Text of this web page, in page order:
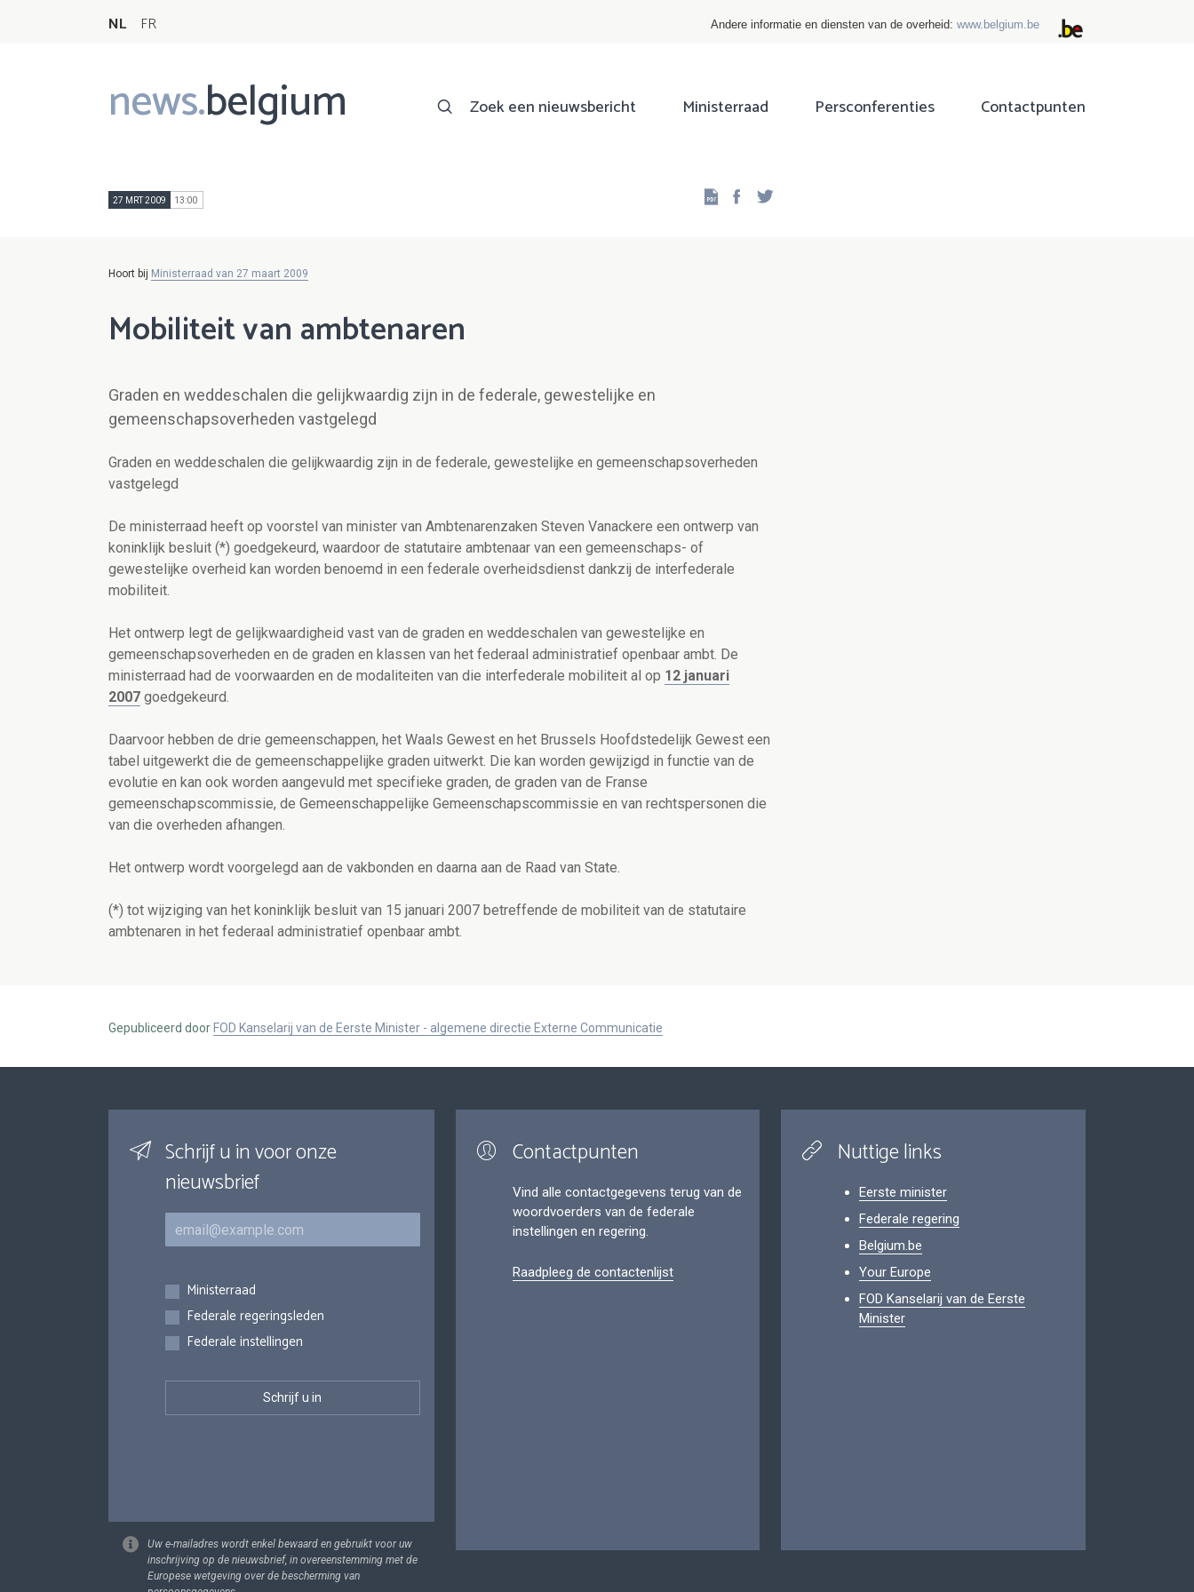
NL FR Andere informatie en diensten van de overheid: www.belgium.be
news.belgium
Main
navigation
Zoek een nieuwsbericht Ministerraad Persconferenties Contactpunten
27 MRT 2009 13:00 Facebook
Hoort bij Ministerraad van 27 maart 2009
Mobiliteit van ambtenaren
Graden en weddeschalen die gelijkwaardig zijn in de federale, gewestelijke en
gemeenschapsoverheden vastgelegd
Graden en weddeschalen die gelijkwaardig zijn in de federale, gewestelijke en gemeenschapsoverheden
vastgelegd
De ministerraad heeft op voorstel van minister van Ambtenarenzaken Steven Vanackere een ontwerp van
koninklijk besluit (*) goedgekeurd, waardoor de statutaire ambtenaar van een gemeenschaps- of
gewestelijke overheid kan worden benoemd in een federale overheidsdienst dankzij de interfederale
mobiliteit.
Het ontwerp legt de gelijkwaardigheid vast van de graden en weddeschalen van gewestelijke en
gemeenschapsoverheden en de graden en klassen van het federaal administratief openbaar ambt. De
ministerraad had de voorwaarden en de modaliteiten van die interfederale mobiliteit al op 12 januari
2007 goedgekeurd.
Daarvoor hebben de drie gemeenschappen, het Waals Gewest en het Brussels Hoofdstedelijk Gewest een
tabel uitgewerkt die de gemeenschappelijke graden uitwerkt. Die kan worden gewijzigd in functie van de
evolutie en kan ook worden aangevuld met specifieke graden, de graden van de Franse
gemeenschapscommissie, de Gemeenschappelijke Gemeenschapscommissie en van rechtspersonen die
van die overheden afhangen.
Het ontwerp wordt voorgelegd aan de vakbonden en daarna aan de Raad van State.
(*) tot wijziging van het koninklijk besluit van 15 januari 2007 betreffende de mobiliteit van de statutaire
ambtenaren in het federaal administratief openbaar ambt.
Gepubliceerd door FOD Kanselarij van de Eerste Minister - algemene directie Externe Communicatie
Schrijf u in voor onze
nieuwsbrief
E-mail
Inschrijvingen
Ministerraad
Federale regeringsleden
Federale instellingen
Uw e-mailadres wordt enkel bewaard en gebruikt voor uw
inschrijving op de nieuwsbrief, in overeenstemming met de
Europese wetgeving over de bescherming van
Contactpunten
Vind alle contactgegevens terug van de
woordvoerders van de federale
instellingen en regering.
Raadpleeg de contactenlijst
Nuttige links
Eerste minister
Federale regering
Belgium.be
Your Europe
FOD Kanselarij van de Eerste
Minister